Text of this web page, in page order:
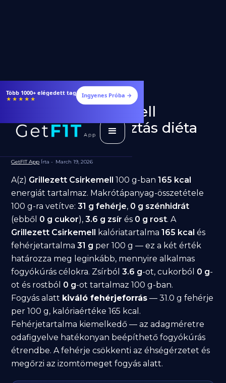
Több 1000+ elégedett tag
★★★★★ Ingyenes Próba →
Grillezett Csirkemell
fogyásra: jó választás diéta
GetFIT App Írta - March 19, 2026
A(z) Grillezett Csirkemell 100 g-ban165 kcal
energiát tartalmaz. Makrótápanyag-összetétele
100 g-ra vetítve:31 g fehérje, 0 g szénhidrát
(ebből 0 g cukor),3.6 g zsír és 0 g rost. A
Grillezett Csirkemell kalóriatartalma165 kcal és
fehérjetartalma31 g per 100 g — ez a két érték
határozza meg leginkább, mennyire alkalmas
fogyókúrás célokra. Zsírból3.6 g-ot, cukorból 0 g-
ot és rostból 0 g-ot tartalmaz 100 g-ban.
Fogyás alatt kiváló fehérjeforrás — 31.0 g fehérje
per 100 g, kalóriaértéke 165 kcal.
Fehérjetartalma kiemelkedő — az adagméretre
odafigyelve hatékonyan beépíthető fogyókúrás
étrendbe. A fehérje csökkenti az éhségérzetet és
megőrzi az izomtömeget fogyás alatt.